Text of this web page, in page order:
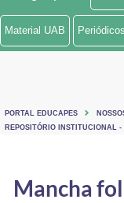
Ministério de Minas e Energia
Ministério do Turismo
Controladoria-Geral da União
Material UAB Periódicos
PORTAL EDUCAPES
REPOSITÓRIO INSTITUCIONAL
Mancha